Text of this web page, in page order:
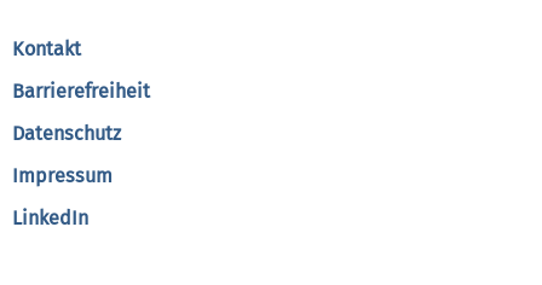
Kontakt
Barrierefreiheit
Datenschutz
Impressum
LinkedIn